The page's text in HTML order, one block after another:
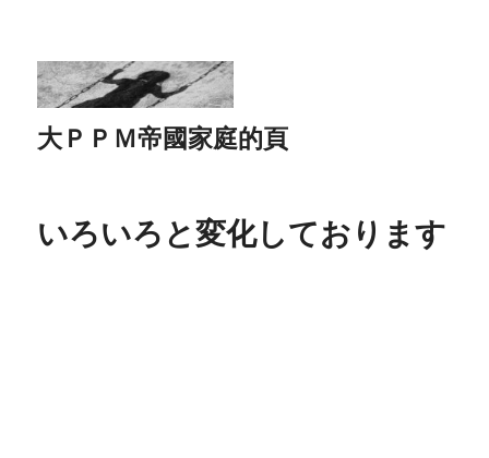
大ＰＰＭ帝國家庭的頁
いろいろと変化しております